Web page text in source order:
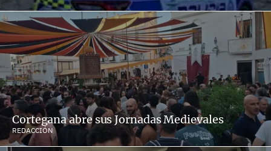
Cortegana abre sus Jornadas Medievales
REDACCIÓN